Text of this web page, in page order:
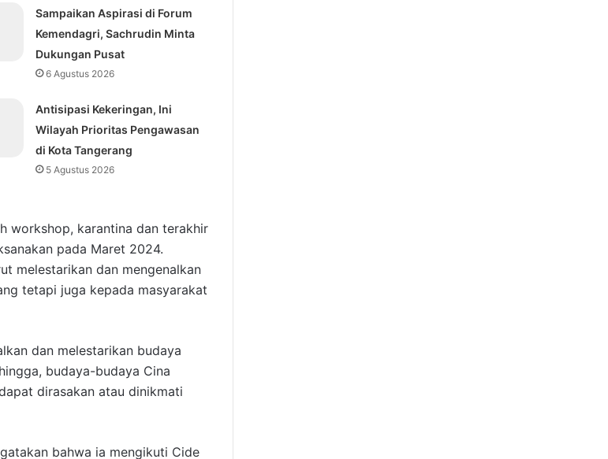
Sampaikan Aspirasi di Forum
Kemendagri, Sachrudin Minta
Dukungan Pusat
6 Agustus 2026
Antisipasi Kekeringan, Ini
Wilayah Prioritas Pengawasan
di Kota Tangerang
5 Agustus 2026
workshop, karantina dan terakhir
pada Maret 2024.
melestarikan dan mengenalkan
tetapi juga kepada masyarakat
dan melestarikan budaya
budaya-budaya Cina
dirasakan atau dinikmati
bahwa ia mengikuti Cide